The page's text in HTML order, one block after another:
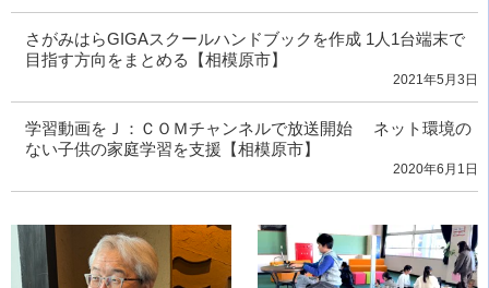
さがみはらGIGAスクールハンドブックを作成 1人1台端末で
目指す方向をまとめる【相模原市】
2021年5月3日
学習動画をＪ：ＣＯＭチャンネルで放送開始 ネット環境の
ない子供の家庭学習を支援【相模原市】
2020年6月1日